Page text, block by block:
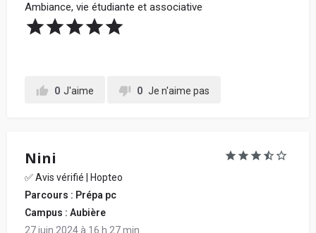
Ambiance, vie étudiante et associative
0 J'aime 0 Je n'aime pas
Nini
✅ Avis vérifié | Hopteo
Parcours : Prépa pc
Campus : Aubière
27 juin 2024 à 16 h 27 min